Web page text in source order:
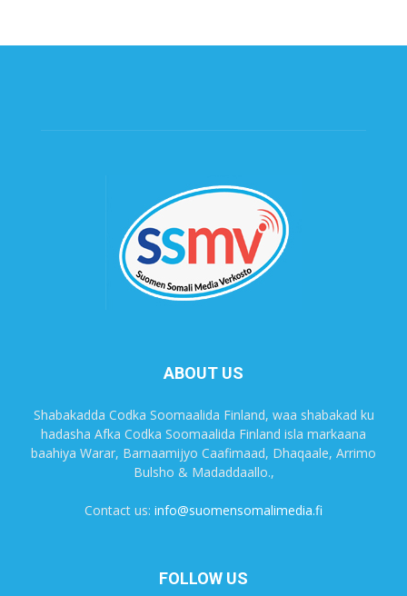
ABOUT US
Shabakadda Codka Soomaalida Finland, waa shabakad ku
hadasha Afka Codka Soomaalida Finland isla markaana
baahiya Warar, Barnaamijyo Caafimaad, Dhaqaale, Arrimo
Bulsho & Madaddaallo.,
Contact us: info@suomensomalimedia.fi
FOLLOW US